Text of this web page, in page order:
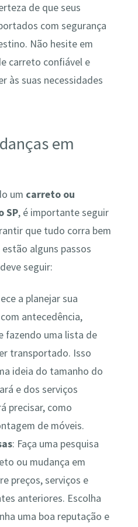
de que seus
com segurança
Não hesite em
carreto confiável e
às suas necessidades
em
um carreto ou
SP, é importante seguir
que tudo corra bem
alguns passos
seguir:
a planejar sua
antecedência,
fazendo uma lista de
transportado. Isso
ideia do tamanho do
e dos serviços
precisar, como
de móveis.
: Faça uma pesquisa
ou mudança em
preços, serviços e
anteriores. Escolha
uma boa reputação e